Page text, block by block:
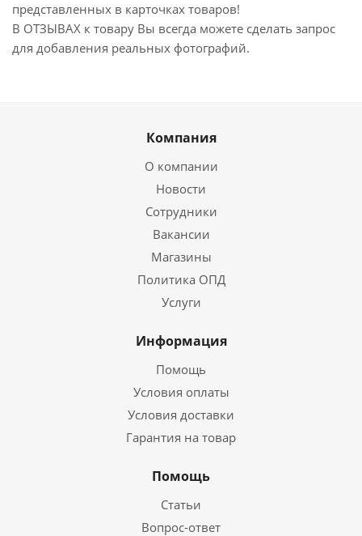
представленных в карточках товаров!
В ОТЗЫВАХ к товару Вы всегда можете сделать запрос
для добавления реальных фотографий.
Компания
О компании
Новости
Сотрудники
Вакансии
Магазины
Политика ОПД
Услуги
Информация
Помощь
Условия оплаты
Условия доставки
Гарантия на товар
Помощь
Статьи
Вопрос-ответ